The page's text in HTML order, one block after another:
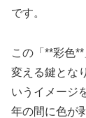
です。
この「**彩色
変える鍵とな
いうイメージ
年の間に色が